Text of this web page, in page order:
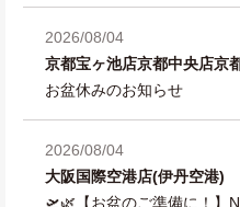
2026/08/04
京都宝ヶ池店京都中央店京
お盆休みのお知らせ
2026/08/04
大阪国際空港店(伊丹空港)
🛫🌿【お盆のご準備に！】